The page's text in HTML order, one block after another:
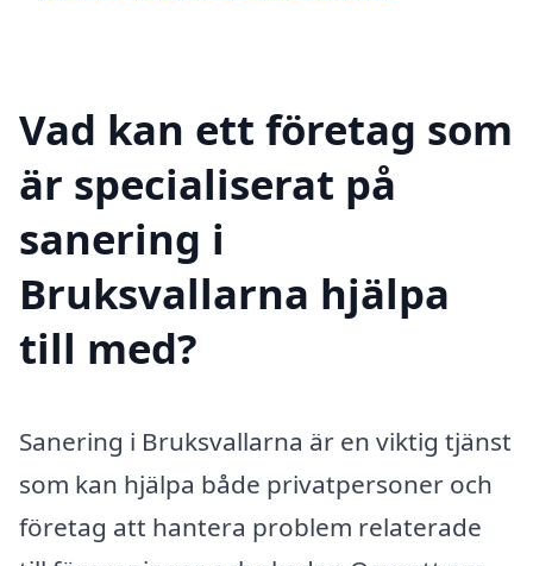
Vad kan ett företag som
är specialiserat på
sanering i
Bruksvallarna hjälpa
till med?
Sanering i Bruksvallarna är en viktig tjänst
som kan hjälpa både privatpersoner och
företag att hantera problem relaterade